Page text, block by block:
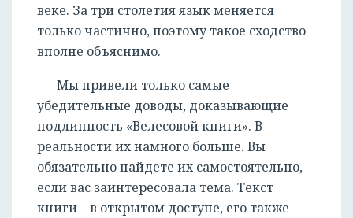
веке. За три столетия язык меняется
только частично, поэтому такое сходство
вполне объяснимо.
Мы привели только самые
убедительные доводы, доказывающие
подлинность «Велесовой книги». В
реальности их намного больше. Вы
обязательно найдете их самостоятельно,
если вас заинтересовала тема. Текст
книги – в открытом доступе, его также